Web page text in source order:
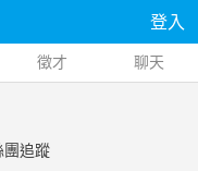
登入
徵才 聊天
團追蹤